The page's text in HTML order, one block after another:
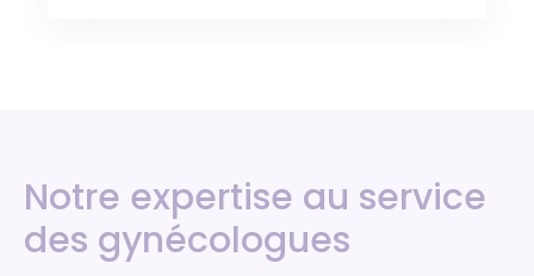
Notre expertise au service
des gynécologues